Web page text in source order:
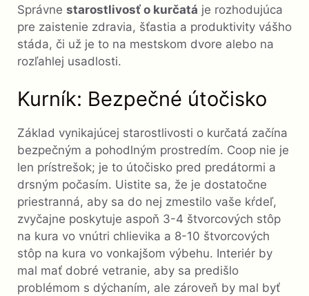
Správne starostlivosť o kurčatá je rozhodujúca
pre zaistenie zdravia, šťastia a produktivity vášho
stáda, či už je to na mestskom dvore alebo na
rozľahlej usadlosti.
Kurník: Bezpečné útočisko
Základ vynikajúcej starostlivosti o kurčatá začína
bezpečným a pohodlným prostredím. Coop nie je
len prístrešok; je to útočisko pred predátormi a
drsným počasím. Uistite sa, že je dostatočne
priestranná, aby sa do nej zmestilo vaše kŕdeľ,
zvyčajne poskytuje aspoň 3-4 štvorcových stôp
na kura vo vnútri chlievika a 8-10 štvorcových
stôp na kura vo vonkajšom výbehu. Interiér by
mal mať dobré vetranie, aby sa predišlo
problémom s dýchaním, ale zároveň by mal byť